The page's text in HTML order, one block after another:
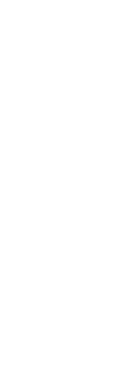
Festival
Festival
folklorních